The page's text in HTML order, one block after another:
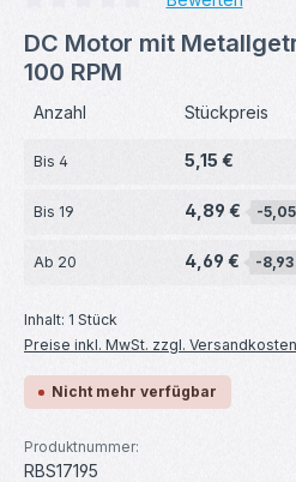
DC Motor mit
100 RPM
Anzahl Stückpreis
Bis 4 5,15 €
Bis 19 4,89 € -
Ab 20 4,69 € -8,93
Inhalt: 1 Stück
Preise inkl. MwSt. zzgl. Versandkosten
Nicht mehr verfügbar
Produktnummer:
RBS17195